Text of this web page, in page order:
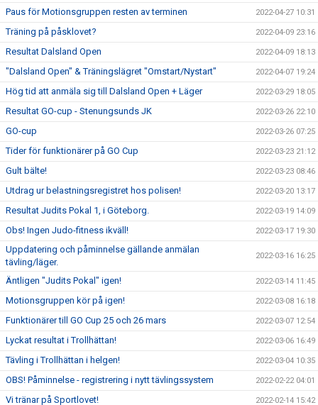
Paus för Motionsgruppen resten av terminen 2022-04-27 10:31
Träning på påsklovet? 2022-04-09 23:16
Resultat Dalsland Open 2022-04-09 18:13
"Dalsland Open" & Träningslägret "Omstart/Nystart" 2022-04-07 19:24
Hög tid att anmäla sig till Dalsland Open + Läger 2022-03-29 18:05
Resultat GO-cup - Stenungsunds JK 2022-03-26 22:10
GO-cup 2022-03-26 07:25
Tider för funktionärer på GO Cup 2022-03-23 21:12
Gult bälte! 2022-03-23 08:46
Utdrag ur belastningsregistret hos polisen! 2022-03-20 13:17
Resultat Judits Pokal 1, i Göteborg. 2022-03-19 14:09
Obs! Ingen Judo-fitness ikväll! 2022-03-17 19:30
Uppdatering och påminnelse gällande anmälan
tävling/läger.
2022-03-16 16:25
Äntligen "Judits Pokal" igen! 2022-03-14 11:45
Motionsgruppen kör på igen! 2022-03-08 16:18
Funktionärer till GO Cup 25 och 26 mars 2022-03-07 12:54
Lyckat resultat i Trollhättan! 2022-03-06 16:49
Tävling i Trollhättan i helgen! 2022-03-04 10:35
OBS! Påminnelse - registrering i nytt tävlingssystem 2022-02-22 04:01
Vi tränar på Sportlovet! 2022-02-14 15:42